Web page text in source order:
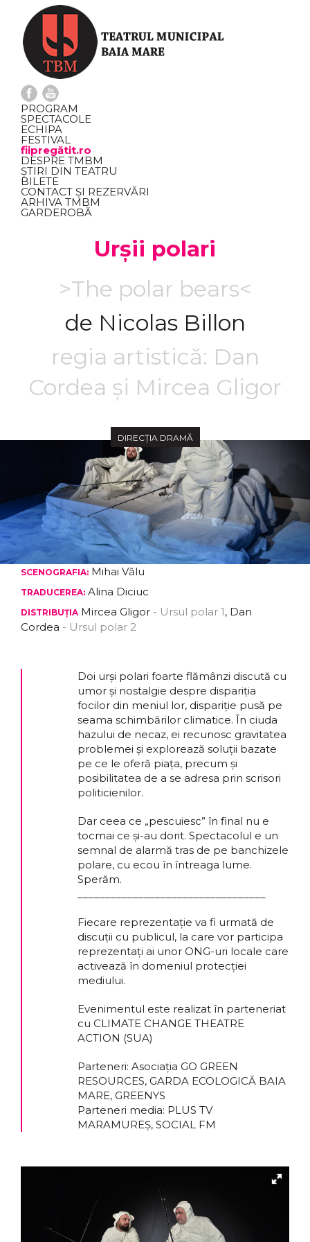
PROGRAM
SPECTACOLE
ECHIPA
FESTIVAL
fiipregătit.ro
DESPRE TMBM
ȘTIRI DIN TEATRU
BILETE
CONTACT ȘI REZERVĂRI
ARHIVA TMBM
GARDEROBĂ
Urșii polari
>The polar bears<
de Nicolas Billon
regia artistică: Dan
Cordea și Mircea Gligor
DIRECȚIA DRAMĂ
SCENOGRAFIA: Mihai Vălu
TRADUCEREA: Alina Diciuc
DISTRIBUȚIAMircea Gligor - Ursul polar 1, Dan
Cordea - Ursul polar 2
Doi urși polari foarte flămânzi discută cu
umor și nostalgie despre dispariția
focilor din meniul lor, dispariție pusă pe
seama schimbărilor climatice. În ciuda
hazului de necaz, ei recunosc gravitatea
problemei și explorează soluții bazate
pe ce le oferă piața, precum și
posibilitatea de a se adresa prin scrisori
politicienilor.
Dar ceea ce „pescuiesc” în final nu e
tocmai ce și-au dorit. Spectacolul e un
semnal de alarmă tras de pe banchizele
polare, cu ecou în întreaga lume.
Sperăm.
Fiecare reprezentație va fi urmată de
discuții cu publicul, la care vor participa
reprezentați ai unor ONG-uri locale care
activează în domeniul protecției
mediului.
Evenimentul este realizat în parteneriat
cu CLIMATE CHANGE THEATRE
ACTION (SUA)
Parteneri: Asociația GO GREEN
RESOURCES, GARDA ECOLOGICĂ BAIA
MARE, GREENYS
Parteneri media: PLUS TV
MARAMUREȘ, SOCIAL FM